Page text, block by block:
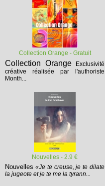
Collection Orange - Gratuit
Collection Orange
Exclusivité
créative réalisée par l'authoriste
Month...
Nouvelles - 2.9 €
Nouvelles «Je te creuse, je te dilate
la jugeote et je te me la tyrann...